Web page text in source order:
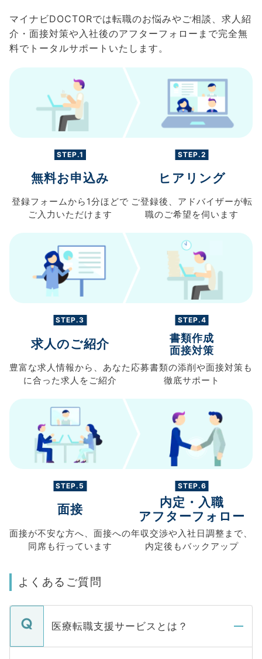
マイナビDOCTORでは転職のお悩みやご相談、求人紹
介・面接対策や入社後のアフターフォローまで完全無
料でトータルサポートいたします。
STEP.1
無料お申込み
登録フォームから 1分ほどで
ご入力 いただけます
STEP.2
ヒアリング
ご登録後、 アドバイザーが転
職のご希望を伺います
STEP.3
求人のご紹介
豊富な求人情報から、 あなた
に合った求人を ご紹介
STEP.4
書類作成
面接対策
応募書類の添削や面接対策も
徹底サポート
STEP.5
面接
面接が不安な方へ、 面接への
同席も行っています
STEP.6
内定・入職
アフターフォロー
年収交渉や 入社日調整まで、
内定後もバックアップ
よくあるご質問
医療転職支援サービスとは？